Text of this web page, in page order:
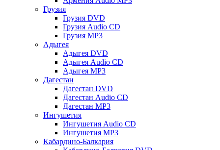
Грузия
Грузия DVD
Грузия Audio CD
Грузия MP3
Адыгея
Адыгея DVD
Адыгея Audio CD
Адыгея MP3
Дагестан
Дагестан DVD
Дагестан Audio CD
Дагестан MP3
Ингушетия
Ингушетия Audio CD
Ингушетия MP3
Кабардино-Балкария